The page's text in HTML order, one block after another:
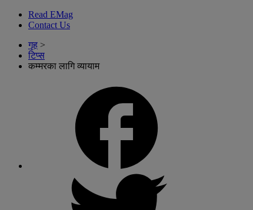
Read EMag
Contact Us
गृह >
टिप्स
कम्मरका लागि व्यायाम